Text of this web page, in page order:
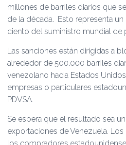
millones de barriles diarios que
de la década. Esto representa
ciento del suministro mundial de
Las sanciones están dirigidas a
alrededor de 500.000 barriles
venezolano hacia Estados
empresas o particulares
PDVSA.
Se espera que el resultado sea
exportaciones de Venezuela.